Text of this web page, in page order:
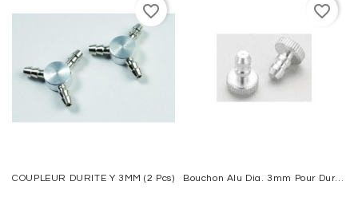
COUPLEUR DURITE Y 3MM (2 Pcs)
favorite_border
Bouchon Alu Dia. 3mm Pour Durite
favorite_border